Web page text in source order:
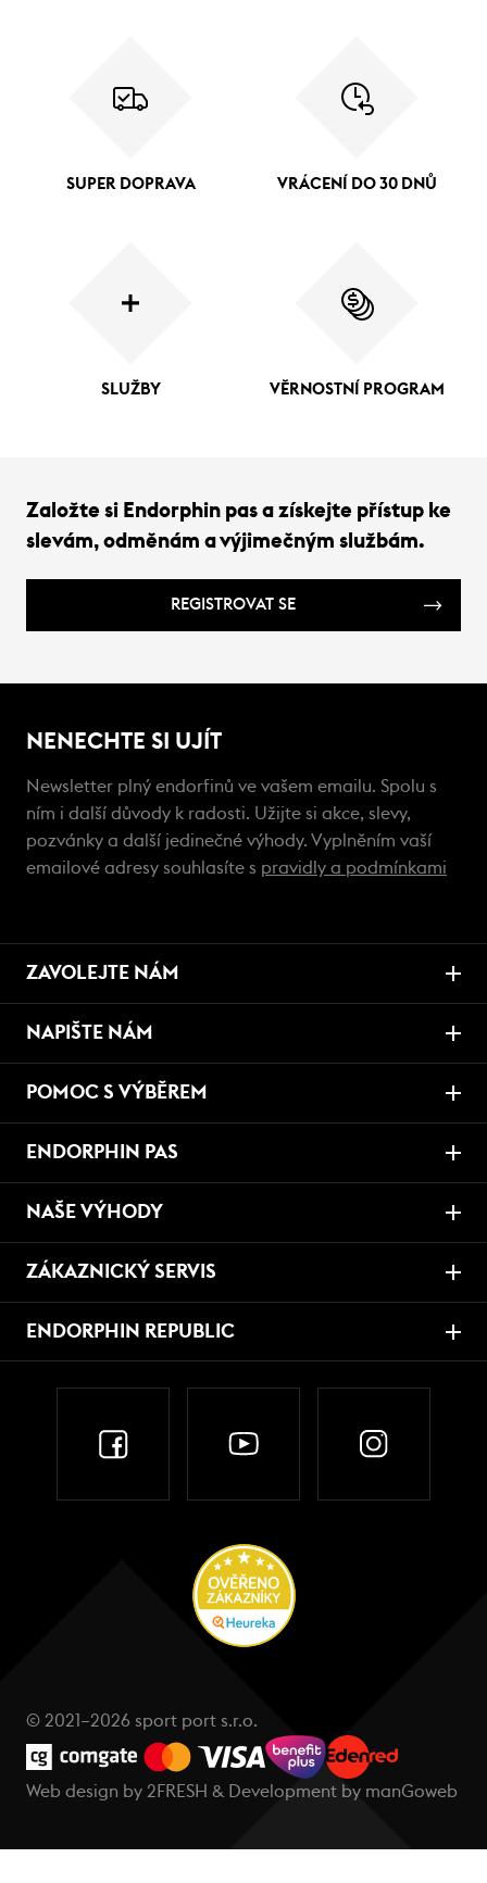
SUPER DOPRAVA VRÁCENÍ DO 30 DNŮ
SLUŽBY VĚRNOSTNÍ PROGRAM
Založte si Endorphin pas a získejte přístup ke
slevám, odměnám a výjimečným službám.
REGISTROVAT SE
NENECHTE SI UJÍT
Newsletter plný endorfinů ve vašem emailu. Spolu s
ním i další důvody k radosti. Užijte si akce, slevy,
pozvánky a další jedinečné výhody. Vyplněním vaší
emailové adresy souhlasíte s pravidly a podmínkami
ZAVOLEJTE NÁM
NAPIŠTE NÁM
POMOC S VÝBĚREM
ENDORPHIN PAS
NAŠE VÝHODY
ZÁKAZNICKÝ SERVIS
ENDORPHIN REPUBLIC
© 2021–2026 sport port s.r.o.
Web design by 2FRESH & Development by manGoweb